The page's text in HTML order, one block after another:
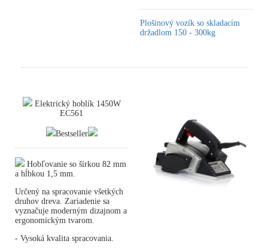
Plošinový vozík so skladacím
držadlom 150 - 300kg
Elektrický hoblík 1450W
EC561
Bestseller
Hobľovanie so šírkou 82 mm
a hĺbkou 1,5 mm.
Určený na spracovanie všetkých
druhov dreva. Zariadenie sa
vyznačuje moderným dizajnom a
ergonomickým tvarom.
- Vysoká kvalita spracovania.